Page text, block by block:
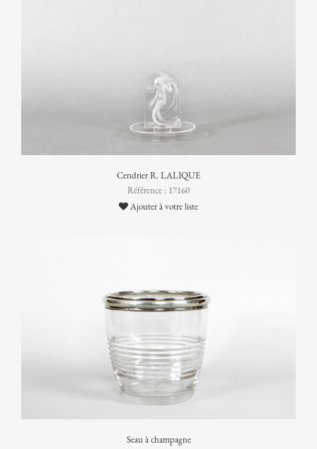
Cendrier R. LALIQUE
Référence : 17160
Ajouter à votre liste
Seau à champagne